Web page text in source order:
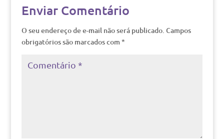
Enviar Comentário
O seu endereço de e-mail não será publicado. Campos
obrigatórios são marcados com *